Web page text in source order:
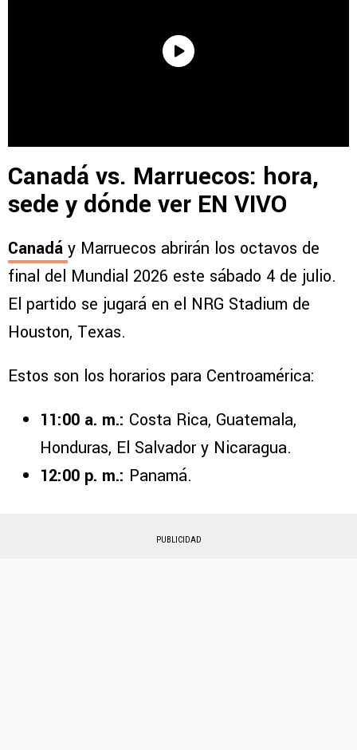
Canadá vs. Marruecos: hora,
sede y dónde ver EN VIVO
Canadá y Marruecos abrirán los octavos de
final del Mundial 2026 este sábado 4 de julio.
El partido se jugará en el NRG Stadium de
Houston, Texas.
Estos son los horarios para Centroamérica:
11:00 a. m.: Costa Rica, Guatemala,
Honduras, El Salvador y Nicaragua.
12:00 p. m.: Panamá.
PUBLICIDAD